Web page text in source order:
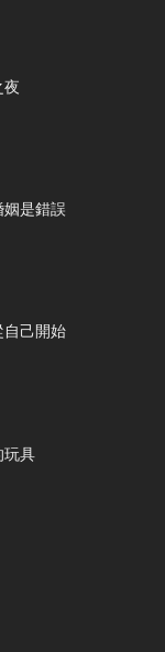
夜
是錯誤
自己開始
玩具